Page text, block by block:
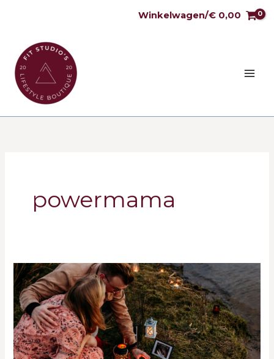
inhoud
Winkelwagen/€ 0,00
powermama
Fysiek
herstel
na
een
miskraam
of